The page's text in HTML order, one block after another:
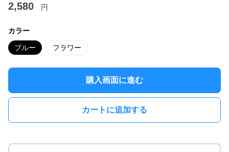
2,580 円
カラー
ブルー フラワー
購入画面に進む
カートに追加する